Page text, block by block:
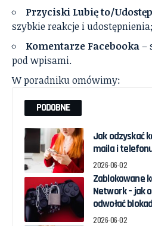
Przyciski Lubię to/
szybkie reakcje i udostępnienia;
Komentarze Facebooka–
pod wpisami.
W poradniku omówimy:
PODOBNE
Jak odzyskać
maila i
2026-06-02
Zablokowane
Network – jak
odwołać
2026-06-02